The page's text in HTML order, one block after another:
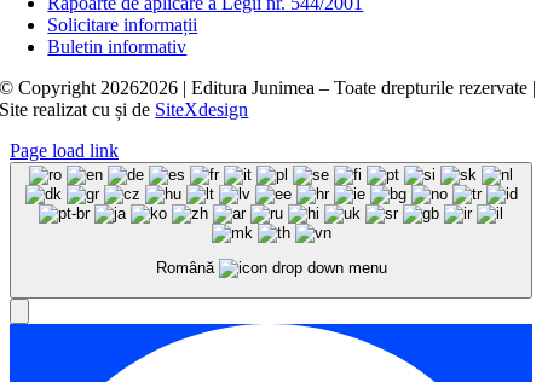
Solicitare informații
Buletin informativ
© Copyright 20262026 | Editura Junimea – Toate drepturile rezervate |
Site realizat cușide SiteXdesign
Page load link
Română